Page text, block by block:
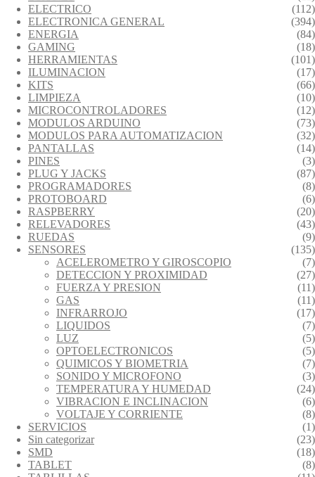
ELECTRICO
(112)
ELECTRONICA GENERAL
(394)
ENERGIA
(84)
GAMING
(18)
HERRAMIENTAS
(101)
ILUMINACION
(17)
KITS
(66)
LIMPIEZA
(10)
MICROCONTROLADORES
(12)
MODULOS ARDUINO
(73)
MODULOS PARA AUTOMATIZACION
(32)
PANTALLAS
(14)
PINES
(3)
PLUG Y JACKS
(87)
PROGRAMADORES
(8)
PROTOBOARD
(6)
RASPBERRY
(20)
RELEVADORES
(43)
RUEDAS
(9)
SENSORES
(135)
ACELEROMETRO Y GIROSCOPIO
(7)
DETECCION Y PROXIMIDAD
(27)
FUERZA Y PRESION
(11)
GAS
(11)
INFRARROJO
(17)
LIQUIDOS
(7)
LUZ
(5)
OPTOELECTRONICOS
(5)
QUIMICOS Y BIOMETRIA
(7)
SONIDO Y MICROFONO
(3)
TEMPERATURA Y HUMEDAD
(24)
VIBRACION E INCLINACION
(6)
VOLTAJE Y CORRIENTE
(8)
SERVICIOS
(1)
Sin categorizar
(23)
SMD
(18)
TABLET
(8)